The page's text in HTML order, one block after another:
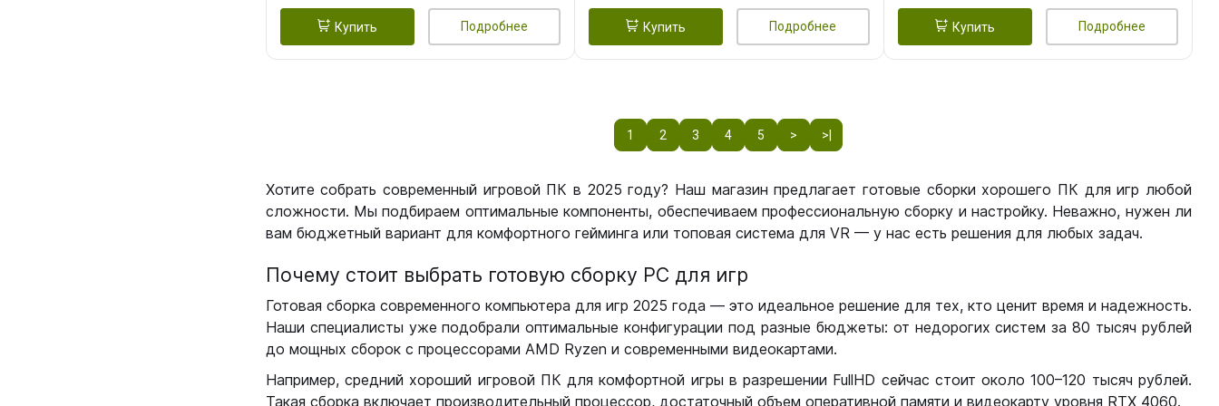
Купить Подробнее Купить Подробнее Купить Подробнее
1 2 3 4 5 > >|
Хотите собрать современный игровой ПК в 2025 году? Наш магазин предлагает готовые сборки хорошего ПК для игр любой
сложности. Мы подбираем оптимальные компоненты, обеспечиваем профессиональную сборку и настройку. Неважно, нужен ли
вам бюджетный вариант для комфортного гейминга или топовая система для VR — у нас есть решения для любых задач.
Почему стоит выбрать готовую сборку РС для игр
Готовая сборка современного компьютера для игр 2025 года — это идеальное решение для тех, кто ценит время и надежность.
Наши специалисты уже подобрали оптимальные конфигурации под разные бюджеты: от недорогих систем за 80 тысяч рублей
до мощных сборок с процессорами AMD Ryzen и современными видеокартами.
Например, средний хороший игровой ПК для комфортной игры в разрешении FullHD сейчас стоит около 100–120 тысяч рублей.
Такая сборка включает производительный процессор, достаточный объем оперативной памяти и видеокарту уровня RTX 4060.